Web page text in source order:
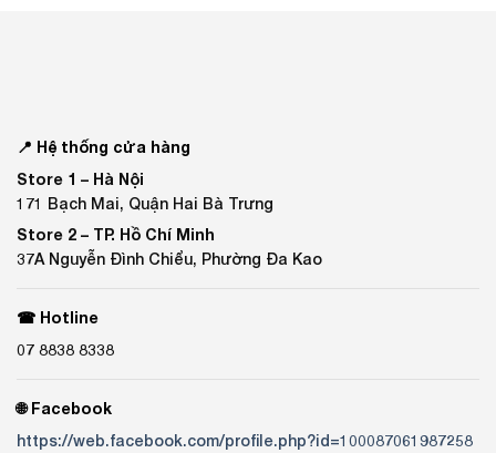
📍 Hệ thống cửa hàng
Store 1 – Hà Nội
171 Bạch Mai, Quận Hai Bà Trưng
Store 2 – TP. Hồ Chí Minh
37A Nguyễn Đình Chiểu, Phường Đa Kao
☎ Hotline
07 8838 8338
🌐 Facebook
https://web.facebook.com/profile.php?id=100087061987258